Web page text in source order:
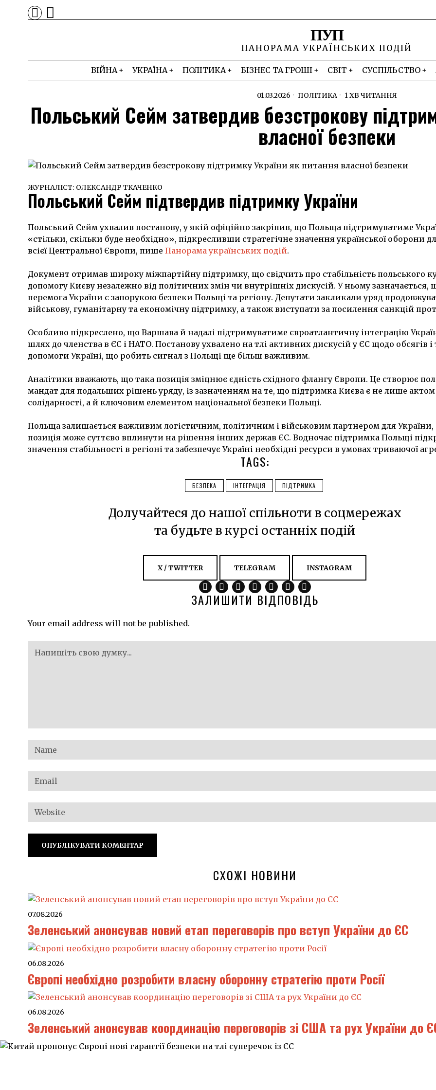
ПУП
ПАНОРАМА УКРАЇНСЬКИХ ПОДІЙ
ВІЙНА УКРАЇНА ПОЛІТИКА БІЗНЕС ТА ГРОШІ СВІТ СУСПІЛЬСТВО
01.03.2026 ПОЛІТИКА 1 ХВ ЧИТАННЯ
Польський Сейм затвердив безстрокову
власної безпеки
ЖУРНАЛІСТ: ОЛЕКСАНДР ТКАЧЕНКО
Польський Сейм підтвердив підтримку України
Польський Сейм ухвалив постанову, у якій офіційно закріпив, що Польща підтримуватиме
«стільки, скільки буде необхідно», підкресливши стратегічне значення української оборони
всієї Центральної Європи, пише Панорама українських подій.
Документ отримав широку міжпартійну підтримку, що свідчить про стабільність польського
допомогу Києву незалежно від політичних змін чи внутрішніх дискусій. У ньому зазначається,
перемога України є запорукою безпеки Польщі та регіону. Депутати закликали уряд
військову, гуманітарну та економічну підтримку, а також виступати за посилення санкцій
Особливо підкреслено, що Варшава й надалі підтримуватиме євроатлантичну інтеграцію
шлях до членства в ЄС і НАТО. Постанову ухвалено на тлі активних дискусій у ЄС щодо обсягів і
допомоги Україні, що робить сигнал з Польщі ще більш важливим.
Аналітики вважають, що така позиція зміцнює єдність східного флангу Європи. Це створює
мандат для подальших рішень уряду, із зазначенням на те, що підтримка Києва є не лише актом
солідарності, а й ключовим елементом національної безпеки Польщі.
Польща залишається важливим логістичним, політичним і військовим партнером для України,
позиція може суттєво вплинути на рішення інших держав ЄС. Водночас підтримка Польщі
значення стабільності в регіоні та забезпечує Україні необхідні ресурси в умовах триваючої
TAGS:
БЕЗПЕКА ІНТЕГРАЦІЯ ПІДТРИМКА
Долучайтеся до нашої спільноти в соцмережах
та будьте в курсі останніх подій
X / TWITTER TELEGRAM INSTAGRAM
ЗАЛИШИТИ ВІДПОВІДЬ
Your email address will not be published.
СХОЖІ НОВИНИ
07.08.2026
Зеленський анонсував новий етап переговорів про вступ України до ЄС
06.08.2026
Європі необхідно розробити власну оборонну стратегію проти Росії
06.08.2026
Зеленський анонсував координацію переговорів зі США та рух України до